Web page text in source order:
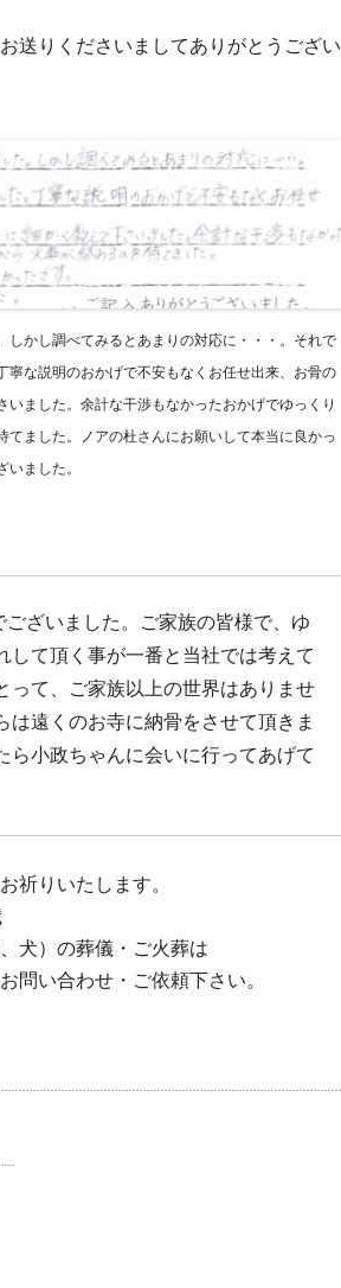
送りくださいましてありがとうござい
しかし調べてみるとあまりの対応に・・・。それで
寧な説明のおかげで不安もなくお任せ出来、お骨の
ました。余計な干渉もなかったおかげでゆっくり
てました。ノアの杜さんにお願いして本当に良かっ
ました。
ざいました。ご家族の皆様で、ゆ
して頂く事が一番と当社では考えて
って、ご家族以上の世界はありませ
は遠くのお寺に納骨をさせて頂きま
ら小政ちゃんに会いに行ってあげて
祈りいたします。
犬）の葬儀・ご火葬は
問い合わせ・ご依頼下さい。